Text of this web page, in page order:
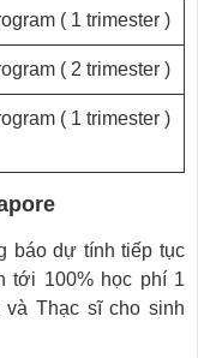
( 1 trimester )
( 2 trimester )
( 1 trimester )
báo dự tính tiếp tục
tới 100% học phí 1
Thạc sĩ cho sinh